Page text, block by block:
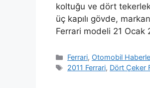
koltuğu ve dört
üç kapılı gövde,
Ferrari modeli 21 Ocak
Kategoriler
Ferrari, Otomobil
Etiketler
2011 Ferrari, Dört Çeker